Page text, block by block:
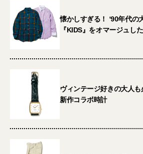
懐かしすぎる！ ‘90年代の
『KIDS』をオマージュし
ヴィンテージ好きの大人
新作コラボ時計